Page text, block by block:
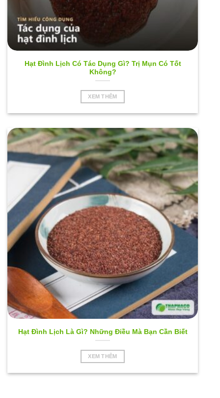
Hạt Đình Lịch Có Tác Dụng Gì? Trị Mụn Có Tốt
Không?
XEM THÊM
Hạt Đình Lịch Là Gì? Những Điều Mà Bạn Cần Biết
XEM THÊM